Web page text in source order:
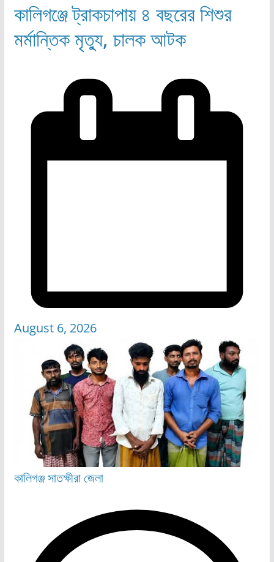
কালিগঞ্জে ট্রাকচাপায় ৪ বছরের শিশুর
মর্মান্তিক মৃত্যু, চালক আটক
August 6, 2026
কালিগঞ্জসাতক্ষীরা জেলা